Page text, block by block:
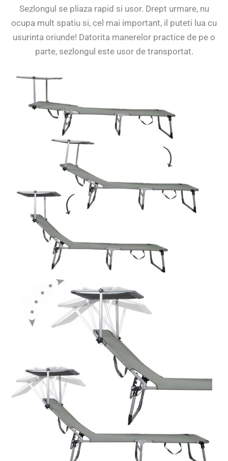
Sezlongul se pliaza rapid si usor. Drept urmare, nu
ocupa mult spatiu si, cel mai important, il puteti lua cu
usurinta oriunde! Datorita manerelor practice de pe o
parte, sezlongul este usor de transportat.